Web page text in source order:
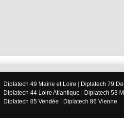
Diplatech 49 Maine et Loire Diplatech 79
Diplatech 44 Loire Atlantique
Diplatech 53
Diplatech 85 Vendée
Diplatech 86 Vienne